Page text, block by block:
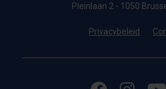
Pleinlaan 2 - 1050
Privacybeleid